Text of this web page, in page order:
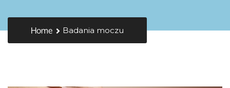
Home Badania moczu